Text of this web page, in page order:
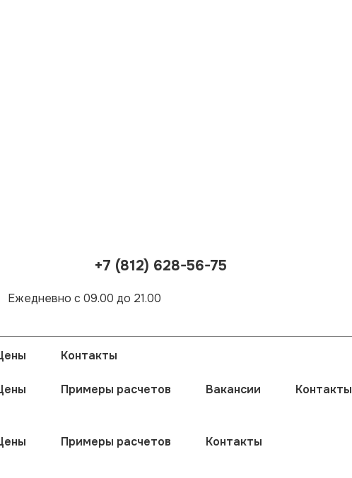
+7 (812) 628-56-75
Ежедневно с 09.00 до 21.00
Контакты
Примеры расчетов Вакансии
Контакты
Примеры расчетов
Контакты